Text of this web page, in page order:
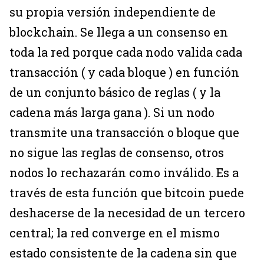
su propia versión independiente de
blockchain. Se llega a un consenso en
toda la red porque cada nodo valida cada
transacción ( y cada bloque ) en función
de un conjunto básico de reglas ( y la
cadena más larga gana ). Si un nodo
transmite una transacción o bloque que
no sigue las reglas de consenso, otros
nodos lo rechazarán como inválido. Es a
través de esta función que bitcoin puede
deshacerse de la necesidad de un tercero
central; la red converge en el mismo
estado consistente de la cadena sin que